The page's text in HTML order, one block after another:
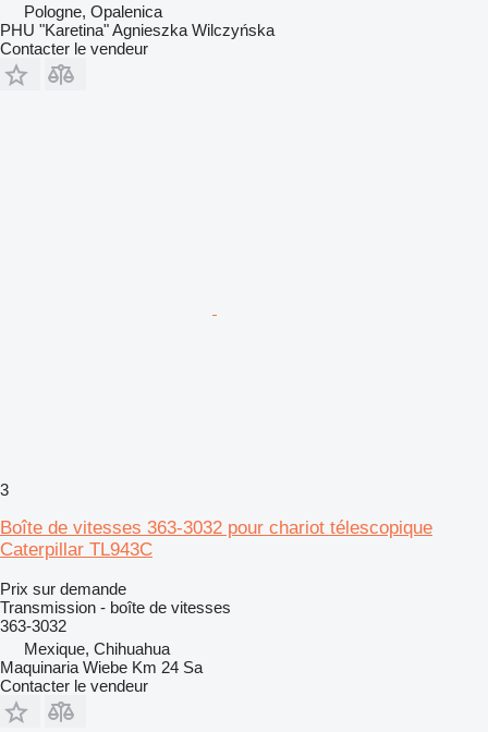
Pologne, Opalenica
PHU "Karetina" Agnieszka Wilczyńska
Contacter le vendeur
3
Boîte de vitesses 363-3032 pour chariot télescopique
Caterpillar TL943C
Prix sur demande
Transmission - boîte de vitesses
363-3032
Mexique, Chihuahua
Maquinaria Wiebe Km 24 Sa
Contacter le vendeur